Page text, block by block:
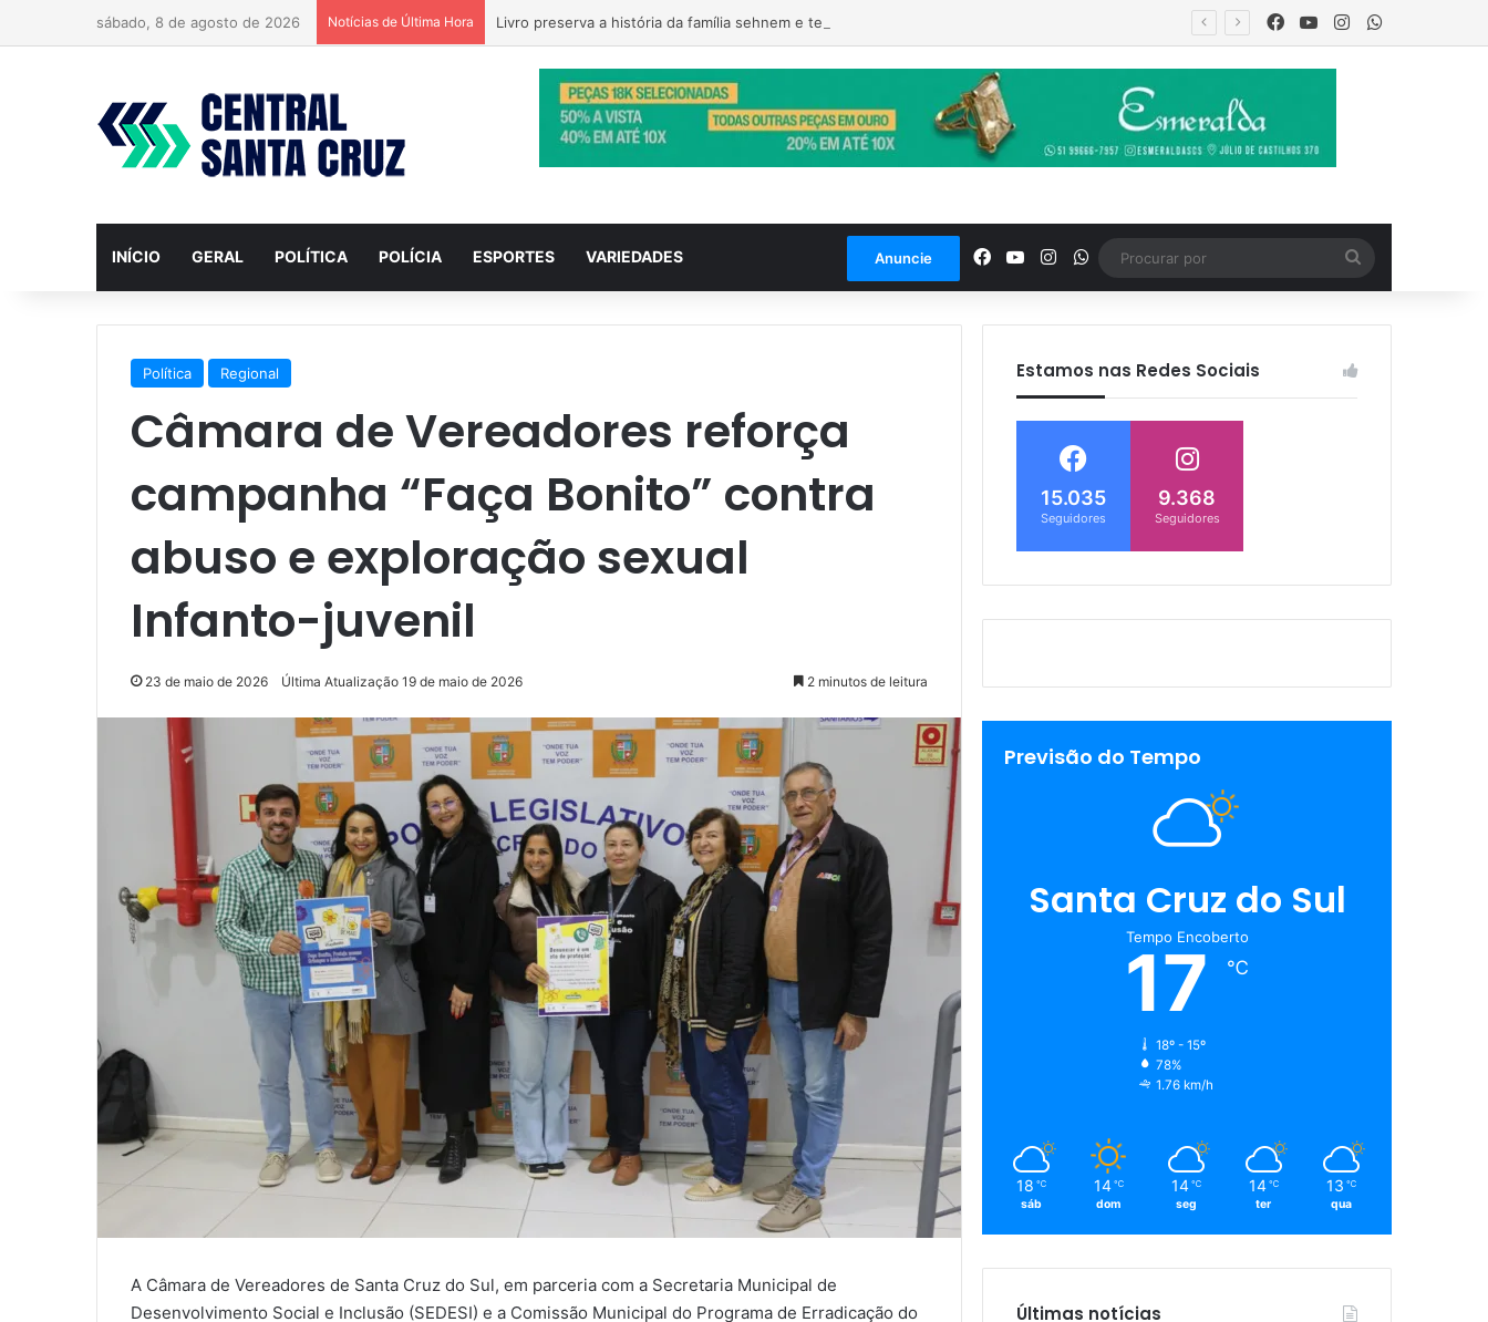
sábado, 8 de agosto de 2026 Notícias de Última Hora Livro preserva a história da família sehnem e tem lançamento em encontro familiar Facebook
YouTubeInstagram
INÍCIO GERAL POLÍTICA POLÍCIA ESPORTES VARIEDADES Anuncie Facebook
YouTubeInstagramWhatsApp
por
Política Regional
Câmara de Vereadores reforça
campanha “Faça Bonito” contra
abuso e exploração sexual
Infanto-juvenil
23 de maio de 2026 Última Atualização 19 de maio de 2026 2 minutos de leitura
A Câmara de Vereadores de Santa Cruz do Sul, em parceria com a Secretaria Municipal de
Desenvolvimento Social e Inclusão (SEDESI) e a Comissão Municipal do Programa de Erradicação do
Estamos nas Redes Sociais
15.035
Seguidores
9.368
Seguidores
Previsão do Tempo
Santa Cruz do Sul
Tempo Encoberto
17 ℃
18º - 15º
78%
1.76 km/h
18 ℃
sáb
14 ℃
dom
14 ℃
seg
14 ℃
ter
13 ℃
qua
Últimas notícias